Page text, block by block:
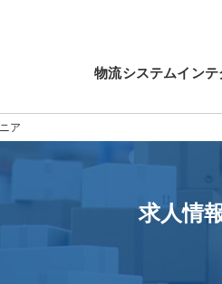
物流システムイン
ア
求人情